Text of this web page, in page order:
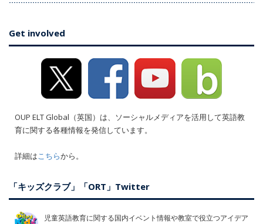
Get involved
OUP ELT Global（英国）は、ソーシャルメディアを活用して英語教
育に関する各種情報を発信しています。
詳細はこちらから。
「キッズクラブ」「ORT」Twitter
児童英語教育に関する国内イベント情報や教室で役立つアイデア